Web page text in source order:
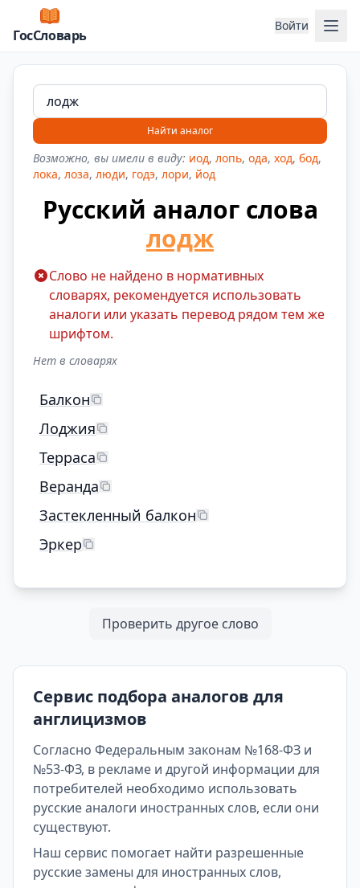
ГосСловарь
Войти
Найти аналог
Возможно, вы имели в виду: иод, лопь, ода, ход, бод,
лока, лоза, люди, годэ, лори, йод
Русский аналог слова
лодж
Слово не найдено в нормативных
словарях, рекомендуется использовать
аналоги или указать перевод рядом тем же
шрифтом.
Нет в словарях
Балкон
Лоджия
Терраса
Веранда
Застекленный балкон
Эркер
Проверить другое слово
Сервис подбора аналогов для
англицизмов
Согласно Федеральным законам №168-ФЗ и
№53-ФЗ, в рекламе и другой информации для
потребителей необходимо использовать
русские аналоги иностранных слов, если они
существуют.
Наш сервис помогает найти разрешенные
русские замены для иностранных слов,